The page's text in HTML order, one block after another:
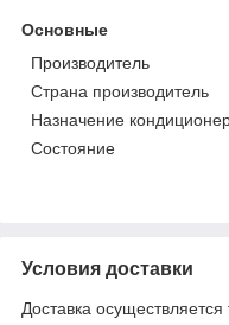
Основные
Производитель
Страна производитель
Назначение
Состояние
Условия доставки
Доставка